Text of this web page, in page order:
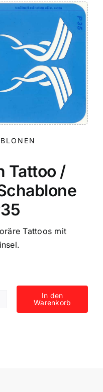
Tattoo /
Tattoos mit
In den
Warenkorb